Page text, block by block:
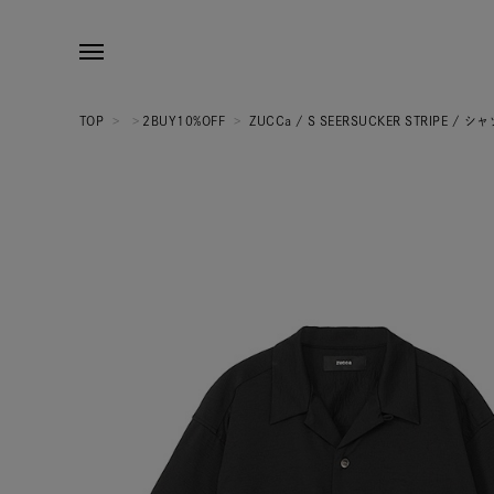
TOP > > 2BUY10%OFF > ZUCCa / S SEERSUCKER STRIPE / シャ